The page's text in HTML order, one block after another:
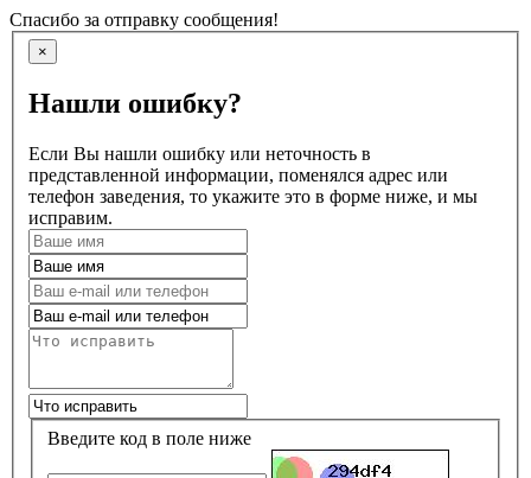
Спасибо за отправку сообщения!
×
Нашли ошибку?
Если Вы нашли ошибку или неточность в
представленной информации, поменялся адрес или
телефон заведения, то укажите это в форме ниже, и мы
исправим.
Введите код в поле ниже